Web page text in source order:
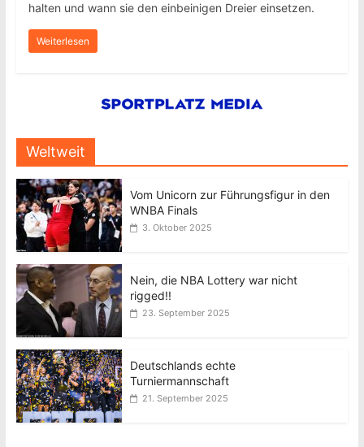
halten und wann sie den einbeinigen Dreier einsetzen.
Weiterlesen
Weltweit
Vom Unicorn zur Führungsfigur in den
WNBA Finals
3. Oktober 2025
Nein, die NBA Lottery war nicht
rigged!!
23. September 2025
Deutschlands echte
Turniermannschaft
21. September 2025